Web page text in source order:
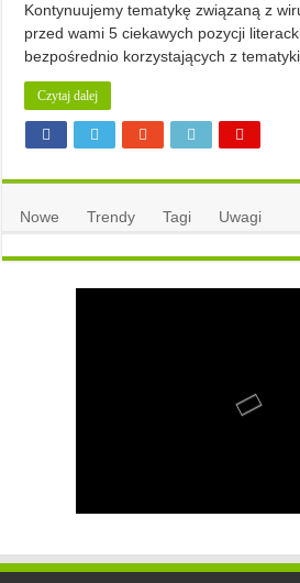
Kontynuujemy tematykę związaną z
przed wami 5 ciekawych pozycji
bezpośrednio korzystających z
Czytaj dalej
Nowe Trendy Tagi Uwagi